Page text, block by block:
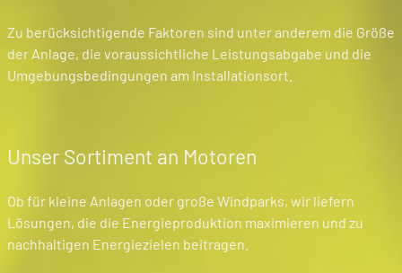
Zu berücksichtigende Faktoren sind unter anderem die Größe
der Anlage, die voraussichtliche Leistungsabgabe und die
Umgebungsbedingungen am Installationsort.
Unser Sortiment an Motoren
Ob für kleine Anlagen oder große Windparks, wir liefern
Lösungen, die die Energieproduktion maximieren und zu
nachhaltigen Energiezielen beitragen.